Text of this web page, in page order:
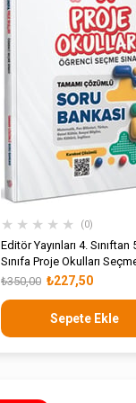
★ ★ ★ ★ ★ 0
Editör Yayınları 4. Sınıftan
Sınıfa Proje Okulları
Sınavı Tamamı Çözümlü
₺227,50
₺350,00
Sepete Ekle